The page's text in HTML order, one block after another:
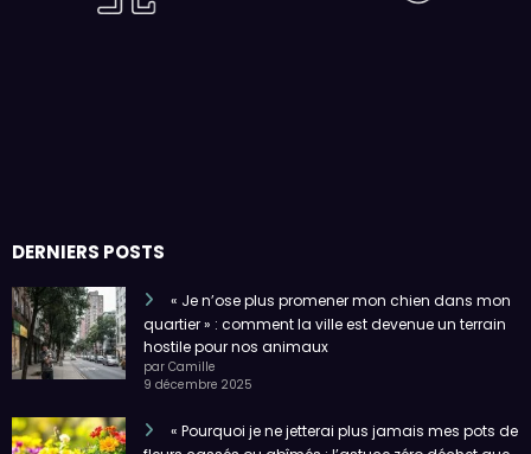
DERNIERS POSTS
« Je n’ose plus promener mon chien dans mon
quartier » : comment la ville est devenue un terrain
hostile pour nos animaux
par Camille
9 décembre 2025
« Pourquoi je ne jetterai plus jamais mes pots de